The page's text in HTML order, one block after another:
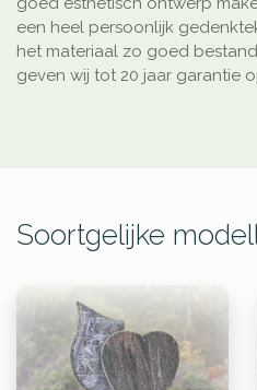
een heel persoonlijk
het materiaal zo goed
geven wij tot 20 jaar garantie
Soortgelijke